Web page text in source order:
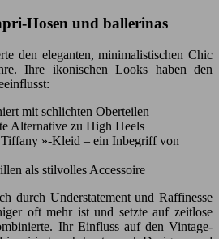
Hosen und ballerinas
den eleganten, minimalistischen Chic
Ihre ikonischen Looks haben den
mit schlichten Oberteilen
Alternative zu High Heels
»-Kleid – ein Inbegriff von
als stilvolles Accessoire
durch Understatement und Raffinesse
oft mehr ist und setzte auf zeitlose
Ihr Einfluss auf den Vintage-